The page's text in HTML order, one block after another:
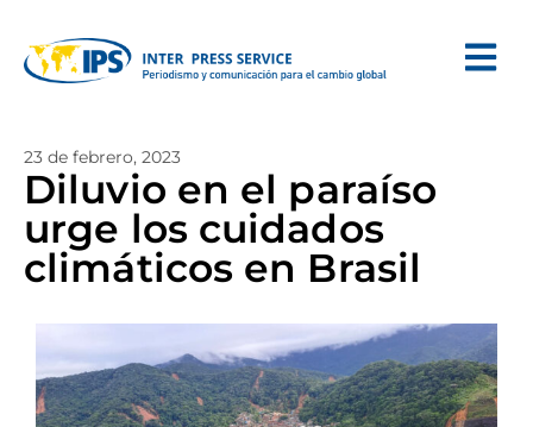
23 de febrero, 2023
Diluvio en el paraíso
urge los cuidados
climáticos en Brasil